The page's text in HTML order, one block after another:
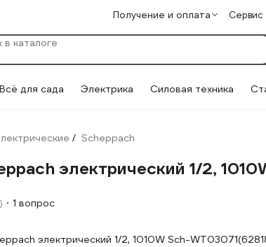
Получение и оплата Сервис
Всё для сада Электрика Силовая техника
/ Scheppach
электрический 1/2,
1 вопрос